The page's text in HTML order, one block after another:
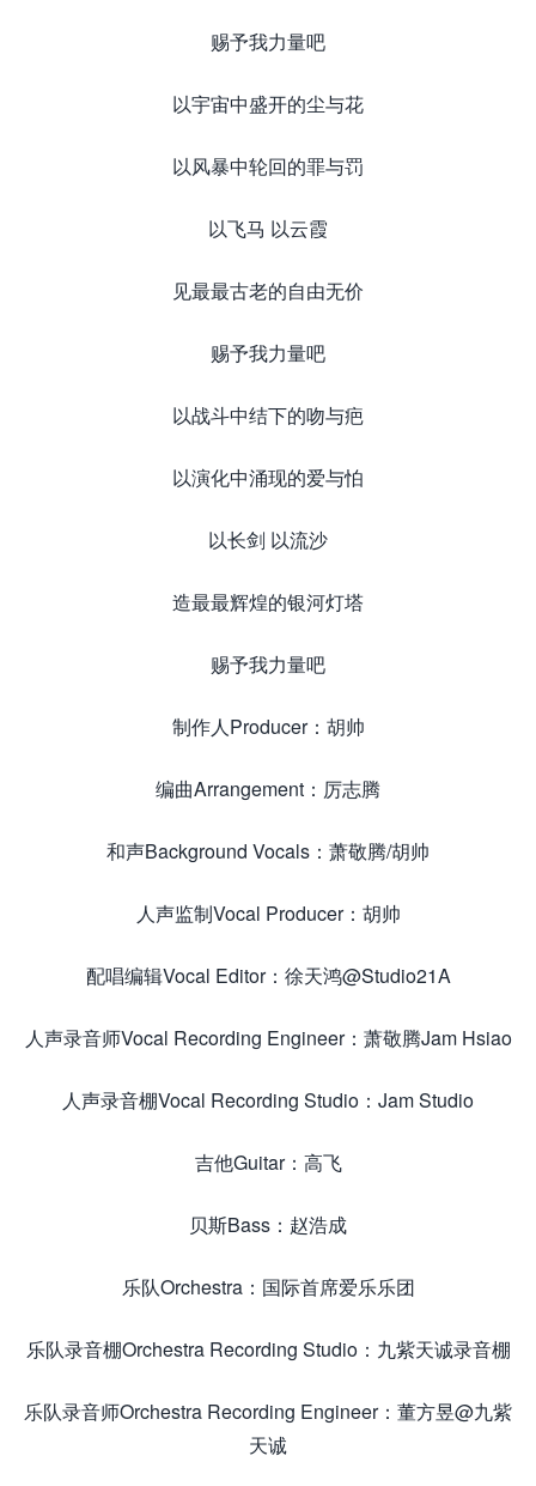
赐予我力量吧
以宇宙中盛开的尘与花
以风暴中轮回的罪与罚
以飞马 以云霞
见最最古老的自由无价
赐予我力量吧
以战斗中结下的吻与疤
以演化中涌现的爱与怕
以长剑 以流沙
造最最辉煌的银河灯塔
赐予我力量吧
制作人Producer：胡帅
编曲Arrangement：厉志腾
和声Background Vocals：萧敬腾/胡帅
人声监制Vocal Producer：胡帅
配唱编辑Vocal Editor：徐天鸿@Studio21A
人声录音师Vocal Recording Engineer：萧敬腾Jam Hsiao
人声录音棚Vocal Recording Studio：Jam Studio
吉他Guitar：高飞
贝斯Bass：赵浩成
乐队Orchestra：国际首席爱乐乐团
乐队录音棚Orchestra Recording Studio：九紫天诚录音棚
乐队录音师Orchestra Recording Engineer：董方昱@九紫
天诚